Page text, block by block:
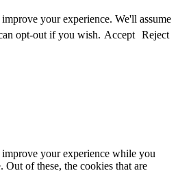
your experience. We'll assume
opt-out if you wish. Accept Reject
your experience while you
Out of these, the cookies that are